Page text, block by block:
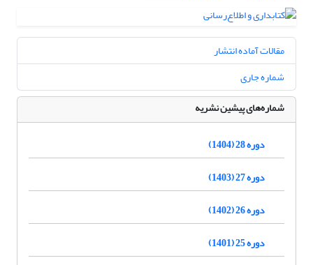
مقالات آماده انتشار
شماره جاری
شماره‌های پیشین نشریه
دوره 28 (1404)
دوره 27 (1403)
دوره 26 (1402)
دوره 25 (1401)